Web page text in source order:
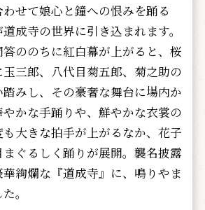
せて娘心と鐘への恨みを踊る
成寺の世界に引き込まれます。
ののちに紅白幕が上がると、桜
三郎、八代目菊五郎、菊之助の
みし、その豪奢な舞台に場内か
かな手踊りや、鮮やかな衣裳の
大きな拍手が上がるなか、花子
ぐるしく踊りが展開。襲名披露
絢爛な『道成寺』に、鳴りやま
。